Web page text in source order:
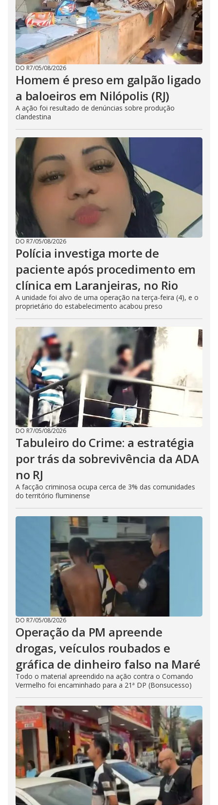
DO R7/05/08/2026
Homem é preso em galpão ligado
a baloeiros em Nilópolis (RJ)
A ação foi resultado de denúncias sobre produção
clandestina
DO R7/05/08/2026
Polícia investiga morte de
paciente após procedimento em
clínica em Laranjeiras, no Rio
A unidade foi alvo de uma operação na terça-feira (4), e o
proprietário do estabelecimento acabou preso
DO R7/05/08/2026
Tabuleiro do Crime: a estratégia
por trás da sobrevivência da ADA
no RJ
A facção criminosa ocupa cerca de 3% das comunidades
do território fluminense
DO R7/05/08/2026
Operação da PM apreende
drogas, veículos roubados e
gráfica de dinheiro falso na Maré
Todo o material apreendido na ação contra o Comando
Vermelho foi encaminhado para a 21ª DP (Bonsucesso)